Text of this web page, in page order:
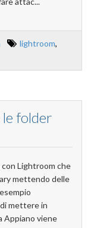
lightroom,
folder
con Lightroom che
mettendo delle
mettere in
Appiano viene